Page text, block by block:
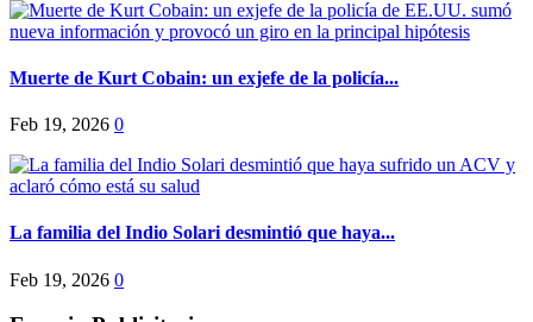
Muerte de Kurt Cobain: un exjefe de la policía...
Feb 19, 2026 0
La familia del Indio Solari desmintió que haya...
Feb 19, 2026 0